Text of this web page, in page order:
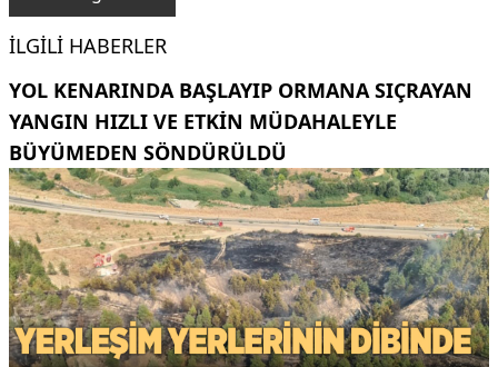
İLGILI HABERLER
YOL KENARINDA BAŞLAYIP ORMANA SIÇRAYAN
YANGIN HIZLI VE ETKIN MÜDAHALEYLE
BÜYÜMEDEN SÖNDÜRÜLDÜ